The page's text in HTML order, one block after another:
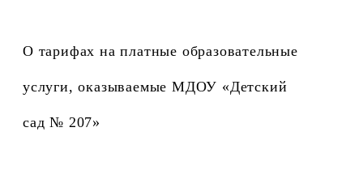
О тарифах на платные образовательные
услуги, оказываемые МДОУ «Детский
сад № 207»